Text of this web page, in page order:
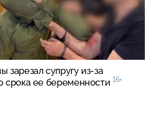
зарезал супругу из-за
срока ее беременности 16+